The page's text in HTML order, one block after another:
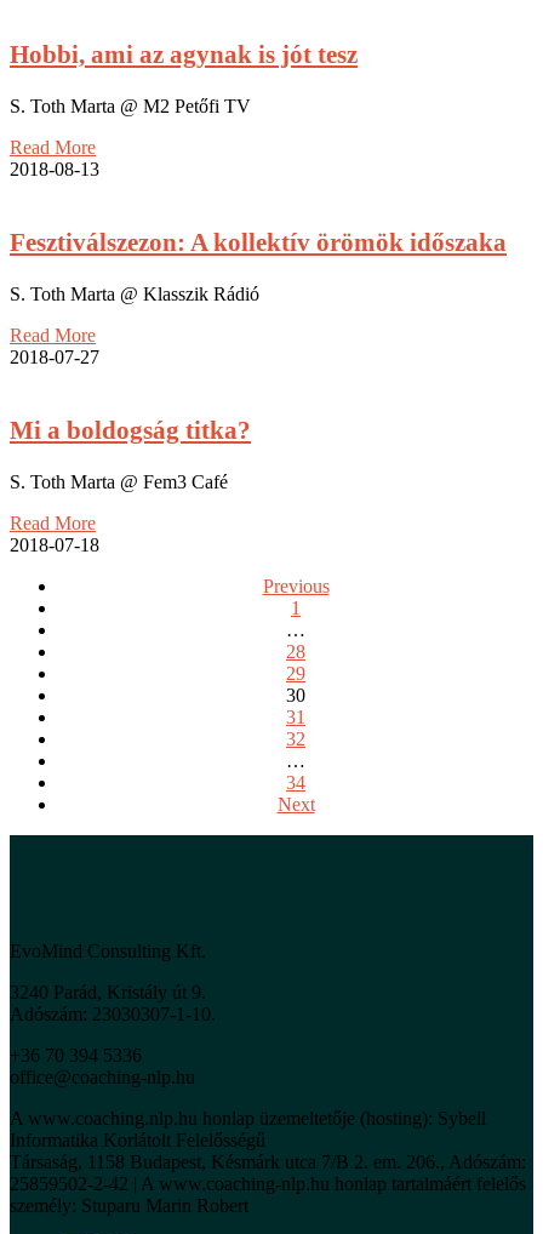
Hobbi, ami az agynak is jót tesz
S. Toth Marta @ M2 Petőfi TV
Read More
2018-08-13
Fesztiválszezon: A kollektív örömök időszaka
S. Toth Marta @ Klasszik Rádió
Read More
2018-07-27
Mi a boldogság titka?
S. Toth Marta @ Fem3 Café
Read More
2018-07-18
Previous
1
…
28
29
30
31
32
…
34
Next
EvoMind Consulting Kft.
3240 Parád, Kristály út 9.
Adószám: 23030307-1-10.
+36 70 394 5336
office@coaching-nlp.hu
A www.coaching.nlp.hu honlap üzemeltetője (hosting): Sybell
Informatika Korlátolt Felelősségű
Társaság, 1158 Budapest, Késmárk utca 7/B 2. em. 206., Adószám:
25859502-2-42 | A www.coaching-nlp.hu honlap tartalmáért felelős
személy: Stuparu Marin Robert